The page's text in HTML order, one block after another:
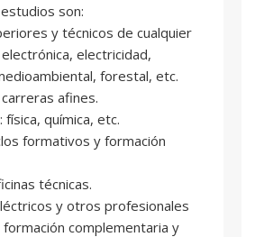
son:
y técnicos de cualquier
electricidad,
forestal, etc.
afines.
física, química, etc.
formativos y formación
técnicas.
y otros profesionales
complementaria y